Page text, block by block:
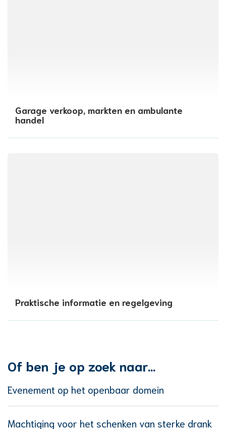
Garage verkoop, markten en ambulante
handel
Praktische informatie en regelgeving
Of ben je op zoek naar...
Evenement op het openbaar domein
Machtiging voor het schenken van sterke drank